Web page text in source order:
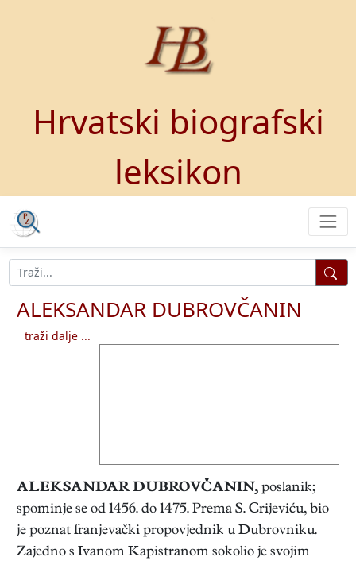
Hrvatski biografski
leksikon
ALEKSANDAR DUBROVČANIN
traži dalje ...
ALEKSANDAR DUBROVČANIN, poslanik;
spominje se od 1456. do 1475. Prema S. Crijeviću, bio
je poznat franjevački propovjednik u Dubrovniku.
Zajedno s Ivanom Kapistranom sokolio je svojim